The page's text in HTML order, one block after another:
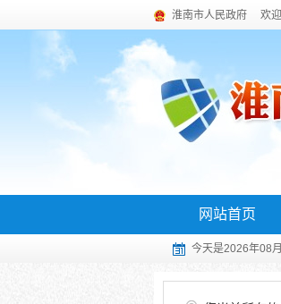
淮南市人民政府 欢
网站首页
今天是2026年08